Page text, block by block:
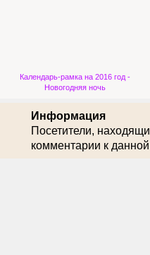
Календарь-рамка на 2016 год -
Новогодняя ночь
Информация
Посетители,
комментарии к